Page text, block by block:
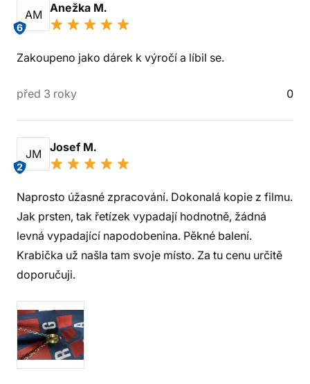
AM
6
Anežka M.
Zakoupeno jako dárek k výročí a líbil se.
před 3 roky 0
JM
2
Josef M.
Naprosto úžasné zpracování. Dokonalá kopie z filmu.
Jak prsten, tak řetízek vypadají hodnotně, žádná
levná vypadající napodobenina. Pěkné balení.
Krabička už našla tam svoje místo. Za tu cenu určitě
doporučuji.